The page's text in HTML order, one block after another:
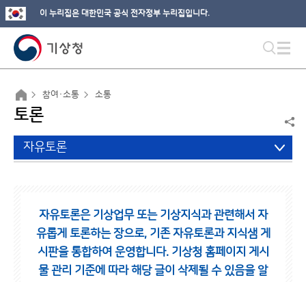
이 누리집은 대한민국 공식 전자정부 누리집입니다.
참여·소통 소통
토론
자유토론
자유토론은 기상업무 또는 기상지식과 관련해서 자
유롭게 토론하는 장으로, 기존 자유토론과 지식샘 게
시판을 통합하여 운영합니다. 기상청 홈페이지 게시
물 관리 기준에 따라 해당 글이 삭제될 수 있음을 알